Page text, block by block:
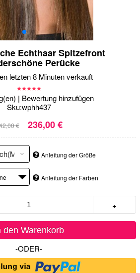
Echthaar Spitzefront
Perücke
letzten 8 Minuten verkauft
| Bewertung hinzufügen
Sku:wphh437
€ 236,00 €
Anleitung der Größe
Anleitung der Farben
+
den Warenkorb
-ODER-